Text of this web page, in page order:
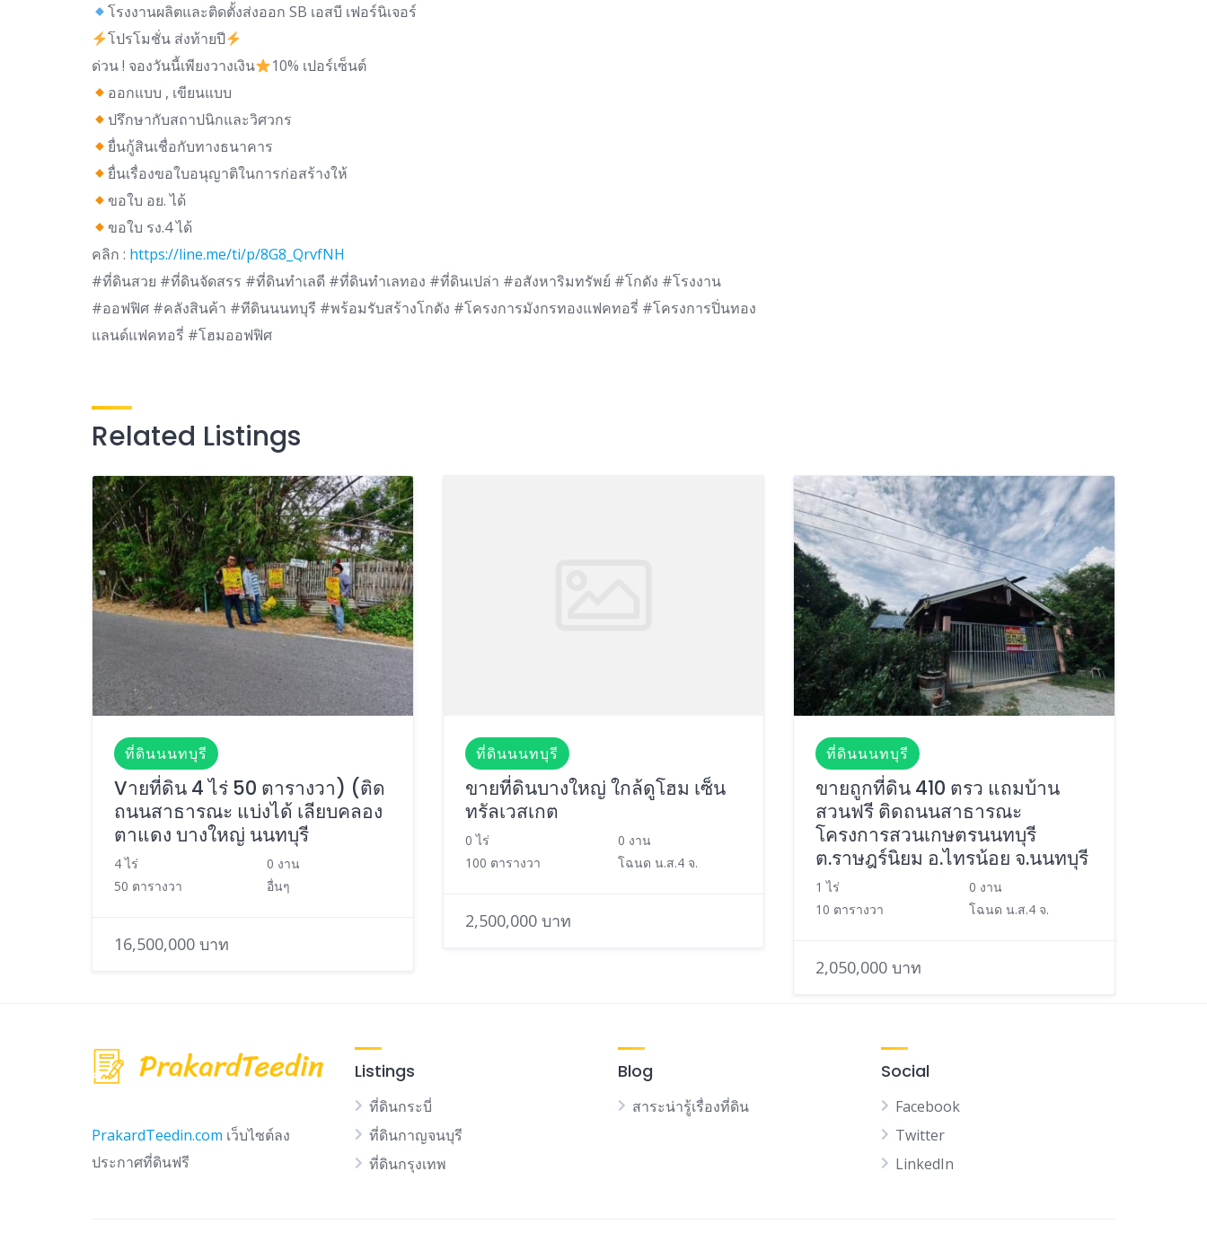
โรงงานผลิตและติดตั้งส่งออก SB เอสบี เฟอร์นิเจอร์
โปรโมชั่น ส่งท้ายปี
ด่วน ! จองวันนี้เพียงวางเงิน
10% เปอร์เซ็นต์
ออกแบบ , เขียนแบบ
ปรึกษากับสถาปนิกและวิศวกร
ยื่นกู้สินเชื่อกับทางธนาคาร
ยื่นเรื่องขอใบอนุญาติในการก่อสร้างให้
ขอใบ อย. ได้
ขอใบ รง.4 ได้
คลิก : https://line.me/ti/p/8G8_QrvfNH
#ที่ดินสวย #ที่ดินจัดสรร #ที่ดินทำเลดี #ที่ดินทำเลทอง #ที่ดินเปล่า #อสังหาริมทรัพย์ #โกดัง #โรงงาน
#ออฟฟิศ #คลังสินค้า #ทีดินนนทบุรี #พร้อมรับสร้างโกดัง #โครงการมังกรทองแฟคทอรี่ #โครงการปิ่นทอง
แลนด์แฟคทอรี่ #โฮมออฟฟิศ
Related Listings
ที่ดินนนทบุรี
Vายที่ดิน 4 ไร่ 50 ตารางวา) (ติด
ถนนสาธารณะ แบ่งได้ เลียบคลอง
ตาแดง บางใหญ่ นนทบุรี
4 ไร่
0 งาน
50 ตารางวา
อื่นๆ
16,500,000 บาท
ที่ดินนนทบุรี
ขายที่ดินบางใหญ่ ใกล้ดูโฮม เซ็น
ทรัลเวสเกต
0 ไร่
0 งาน
100 ตารางวา
โฉนด น.ส.4 จ.
2,500,000 บาท
ที่ดินนนทบุรี
ขายถูกที่ดิน 410 ตรว แถมบ้าน
สวนฟรี ติดถนนสาธารณะ
โครงการสวนเกษตรนนทบุรี
ต.ราษฎร์นิยม อ.ไทรน้อย จ.นนทบุรี
1 ไร่
0 งาน
10 ตารางวา
โฉนด น.ส.4 จ.
2,050,000 บาท
PrakardTeedin.com เว็บไซต์ลง
ประกาศที่ดินฟรี
Listings
ที่ดินกระบี่
ที่ดินกาญจนบุรี
ที่ดินกรุงเทพ
Blog
สาระน่ารู้เรื่องที่ดิน
Social
Facebook
Twitter
LinkedIn